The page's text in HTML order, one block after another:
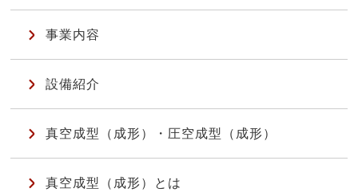
事業内容
設備紹介
真空成型（成形）・圧空成型（成形）
真空成型（成形）とは